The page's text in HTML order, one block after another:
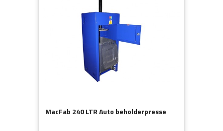
MacFab 240 LTR Auto beholderpresse